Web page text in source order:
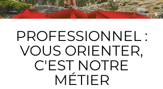
PROFESSIONNEL :
VOUS ORIENTER,
C'EST NOTRE
MÉTIER